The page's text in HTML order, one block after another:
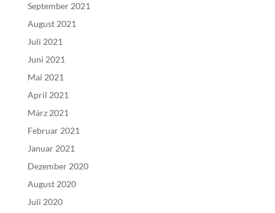
September 2021
August 2021
Juli 2021
Juni 2021
Mai 2021
April 2021
März 2021
Februar 2021
Januar 2021
Dezember 2020
August 2020
Juli 2020